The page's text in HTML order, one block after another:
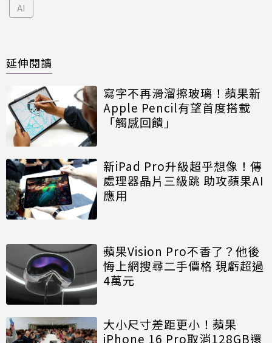
AI
延伸閱讀
寫字不再滑溜擦玻璃！蘋果新
Apple Pencil有望首度搭載
「觸感回饋」
新iPad Pro升級超乎想像！傳
處理器晶片三級跳 助攻蘋果AI
應用
蘋果Vision Pro不香了？他後
悔上網搜尋二手價格 現虧超過
4萬元
大小尺寸差距更小！蘋果
iPhone 16 Pro取消128GB還